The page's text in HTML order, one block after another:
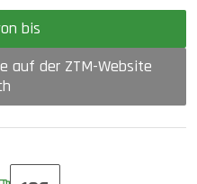
Gültig von bis
auf der ZTM-Website